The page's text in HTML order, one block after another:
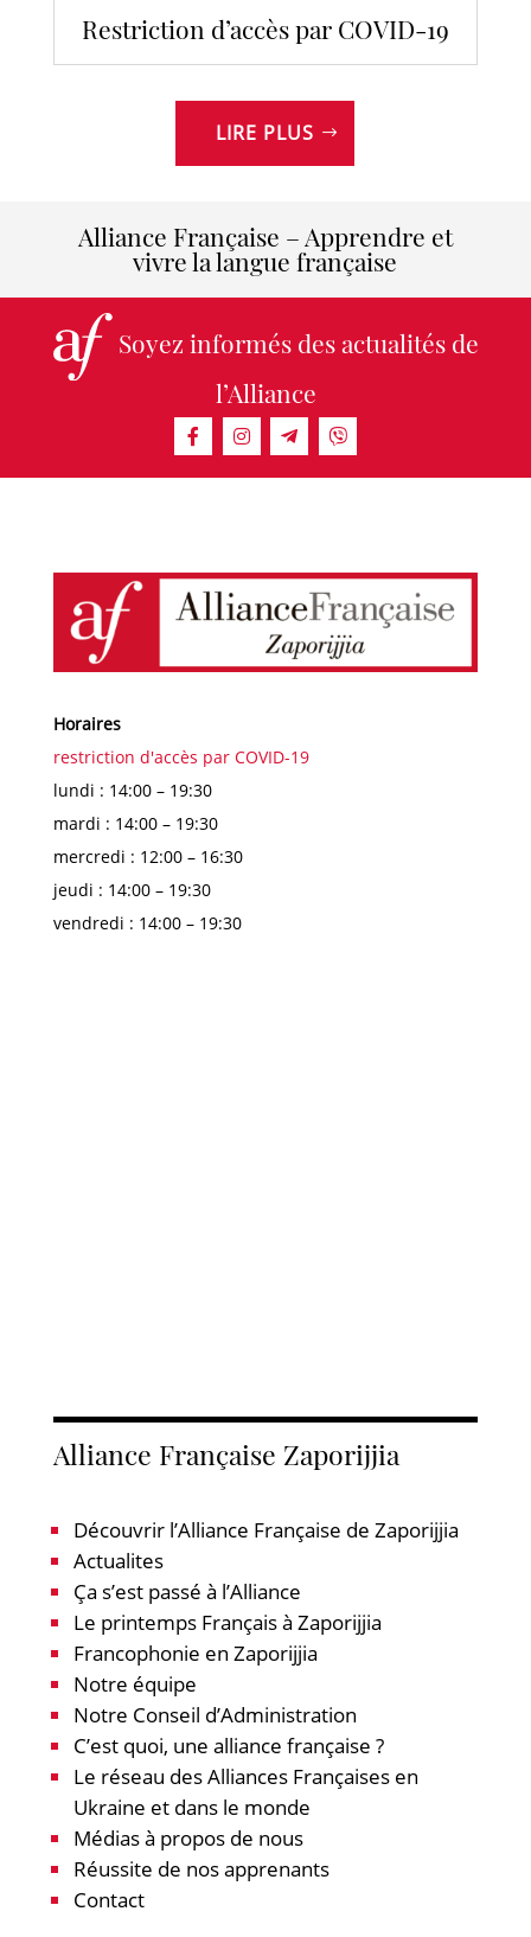
Restriction d’accès par COVID-19
LIRE PLUS
Alliance Française – Apprendre et
vivre la langue française
Soyez informés des actualités de
l’Alliance
Horaires
restriction d'accès par COVID-19
lundi : 14:00 – 19:30
mardi : 14:00 – 19:30
mercredi : 12:00 – 16:30
jeudi : 14:00 – 19:30
vendredi : 14:00 – 19:30
Alliance Française Zaporijjia
Découvrir l’Alliance Française de Zaporijjia
Actualites
Ça s’est passé à l’Alliance
Le printemps Français à Zaporijjia
Francophonie en Zaporijjia
Notre équipe
Notre Conseil d’Administration
C’est quoi, une alliance française ?
Le réseau des Alliances Françaises en
Ukraine et dans le monde
Médias à propos de nous
Réussite de nos apprenants
Contact